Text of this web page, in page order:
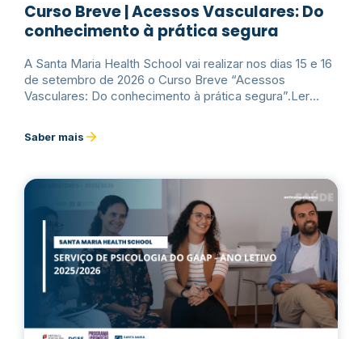
Curso Breve | Acessos Vasculares: Do
conhecimento à prática segura
A Santa Maria Health School vai realizar nos dias 15 e 16
de setembro de 2026 o Curso Breve “Acessos
Vasculares: Do conhecimento à prática segura”.Ler
Saber mais